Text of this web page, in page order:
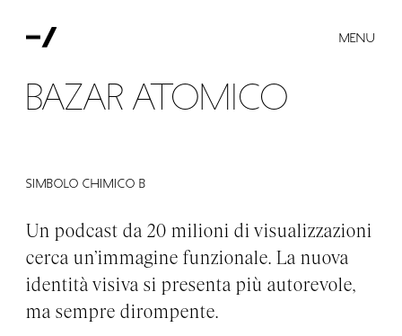
MENU
Bazar Atomico
Simbolo chimico B
Un podcast da 20 milioni di visualizzazioni
cerca un’immagine funzionale. La nuova
identità visiva si presenta più autorevole,
ma sempre dirompente.